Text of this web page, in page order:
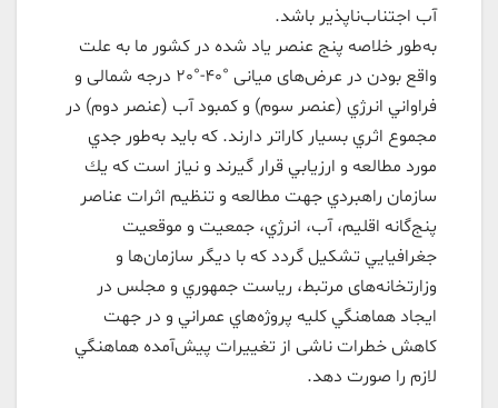
آب اجتناب‌ناپذير باشد.
به‌طور خلاصه پنج عنصر ياد شده در كشور ما به ‌علت
واقع بودن در عرض‌های میانی °40-°20 درجه شمالی و
فراواني انرژي (عنصر سوم) و كمبود آب (عنصر دوم) در
مجموع اثري بسيار كاراتر دارند. كه بايد به‌طور جدي
مورد مطالعه و ارزيابي قرار گيرند و نياز است كه يك
سازمان راهبردي جهت مطالعه و تنظيم اثرات عناصر
پنج‌گانه اقليم، آب، انرژي، جمعيت و موقعيت
جغرافيايي تشكيل گردد كه با ديگر سازمان‌ها و
وزارتخانه‌های مرتبط، رياست جمهوري و مجلس در
ايجاد هماهنگي كليه پروژه‌هاي عمراني و در جهت
کاهش خطرات ناشی از تغییرات پیش‌آمده هماهنگي
لازم را صورت دهد.